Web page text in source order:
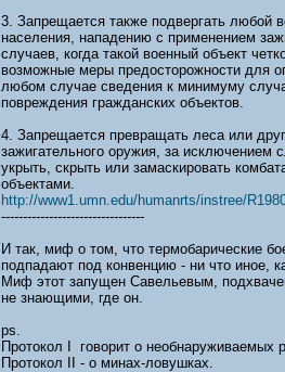
3. Запрещается также подвергать любой
населения, нападению с применением
случаев, когда такой военный объект
возможные меры предосторожности для
любом случае сведения к минимуму
повреждения гражданских объектов.
4. Запрещается превращать леса или
зажигательного оружия, за исключением
укрыть, скрыть или замаскировать
объектами.
http://www1.umn.edu/humanrts/instree/
---------------------------------
И так, миф о том, что термобарические
подпадают под конвенцию - ни что иное,
Миф этот запущен Савельевым,
не знающими, где он.
ps.
Протокол I говорит о необнаруживаемых
Протокол II - о минах-ловушках.